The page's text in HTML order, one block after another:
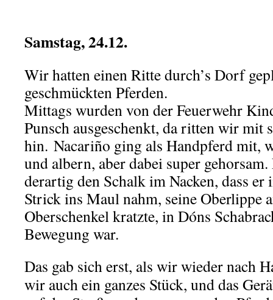
Samstag, 24.12.
Wir hatten einen Ritte durch’s Dorf
geschmückten Pferden.
Mittags wurden von der Feuerwehr
Punsch ausgeschenkt, da ritten wir mit
hin. Nacariño ging als Handpferd mit,
und albern, aber dabei super
derartig den Schalk im Nacken, dass
Strick ins Maul nahm, seine Oberlippe
Oberschenkel kratzte, in Dóns
Bewegung war.
Das gab sich erst, als wir wieder nach
wir auch ein ganzes Stück, und das